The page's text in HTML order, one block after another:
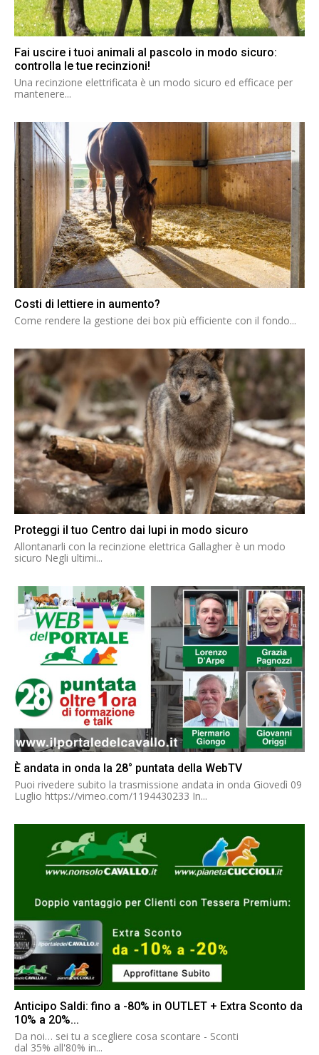
Fai uscire i tuoi animali al pascolo in modo sicuro:
controlla le tue recinzioni!
Una recinzione elettrificata è un modo sicuro ed efficace per
mantenere...
Costi di lettiere in aumento?
Come rendere la gestione dei box più efficiente con il fondo...
Proteggi il tuo Centro dai lupi in modo sicuro
Allontanarli con la recinzione elettrica Gallagher è un modo
sicuro Negli ultimi...
È andata in onda la 28° puntata della WebTV
Puoi rivedere subito la trasmissione andata in onda Giovedì 09
Luglio https://vimeo.com/1194430233 In...
Anticipo Saldi: fino a -80% in OUTLET + Extra Sconto da
10% a 20%...
Da noi… sei tu a scegliere cosa scontare - Sconti
dal 35% all'80% in...